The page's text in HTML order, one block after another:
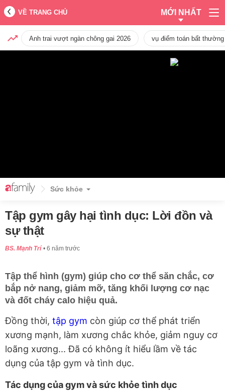
VỀ TRANG CHỦ MỚI NHẤT
Anh trai vượt ngàn chông gai 2026 vụ điểm toán bất
Sức khỏe
Tập gym gây hại tình dục: Lời đồn và
sự thật
BS. Mạnh Trí 6 năm trước
Tập thể hình (gym) giúp cho cơ thể săn chắc, cơ
bắp nở nang, giảm mỡ, tăng khối lượng cơ nạc
và đốt cháy calo hiệu quả.
Đồng thời, tập gym còn giúp cơ thể phát triển
xương mạnh, làm xương chắc khỏe, giảm nguy cơ
loãng xương... Đã có không ít hiểu lầm về tác
dụng của tập gym và tình dục.
Tác dụng của gym và sức khỏe tình dục